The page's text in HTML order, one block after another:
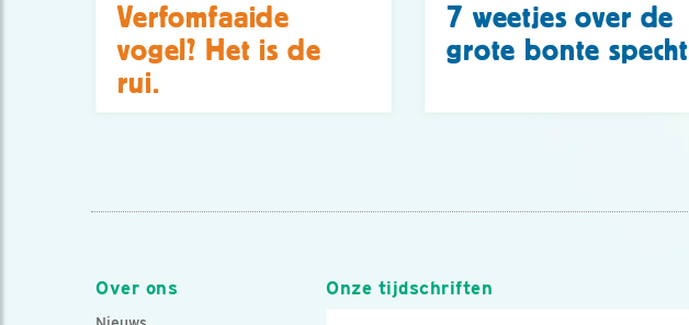
Verfomfaaide
vogel? Het is de
rui.
7 weetjes over de
grote bonte specht
Over ons Onze tijdschriften